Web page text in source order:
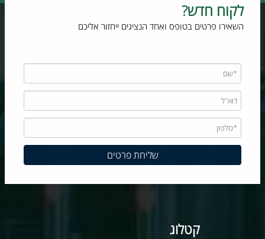
לקוח חדש?
השאירו פרטים בטופס ואחד הנציגים ייחזור אליכם
קטלוג